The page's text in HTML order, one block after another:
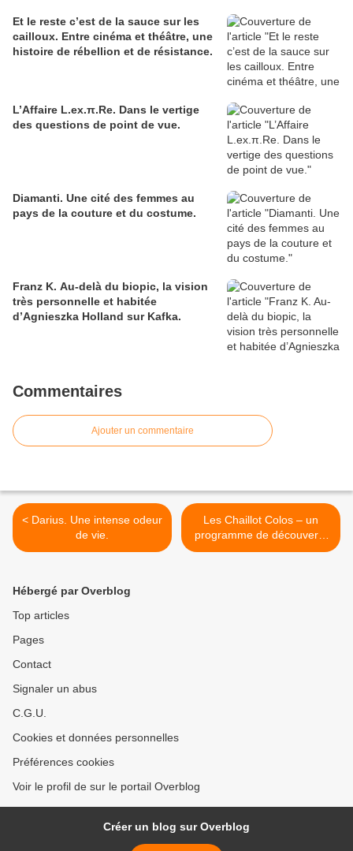
Et le reste c’est de la sauce sur les
cailloux. Entre cinéma et théâtre, une
histoire de rébellion et de résistance.
L’Affaire L.ex.π.Re. Dans le vertige
des questions de point de vue.
Diamanti. Une cité des femmes au
pays de la couture et du costume.
Franz K. Au-delà du biopic, la vision
très personnelle et habitée
d’Agnieszka Holland sur Kafka.
Commentaires
Ajouter un commentaire
< Darius. Une intense odeur
de vie.
Les Chaillot Colos – un
programme de découverte
des arts du mouvement
Hébergé par Overblog
Top articles
Pages
Contact
Signaler un abus
C.G.U.
Cookies et données personnelles
Préférences cookies
Voir le profil de sur le portail Overblog
Créer un blog sur Overblog